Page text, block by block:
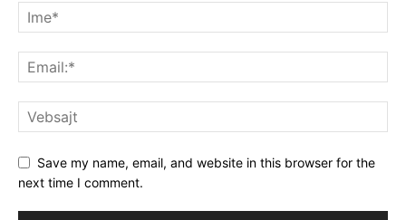
Save my name, email, and website in this browser for the
next time I comment.